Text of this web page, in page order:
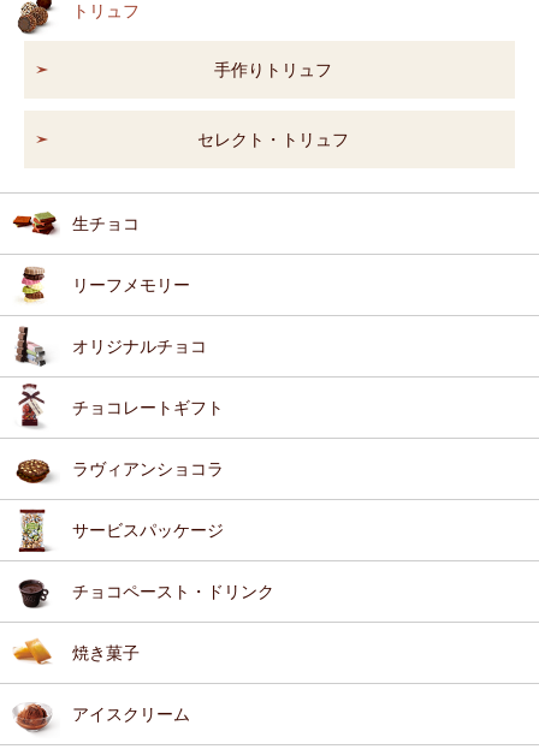
トリュフ
手作りトリュフ
セレクト・トリュフ
生チョコ
リーフメモリー
オリジナルチョコ
チョコレートギフト
ラヴィアンショコラ
サービスパッケージ
チョコペースト・ドリンク
焼き菓子
アイスクリーム